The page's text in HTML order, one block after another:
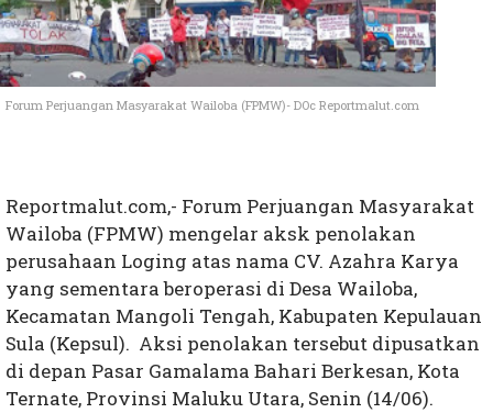
Forum Perjuangan Masyarakat Wailoba (FPMW)- DOc Reportmalut.com
Reportmalut.com,- Forum Perjuangan Masyarakat
Wailoba (FPMW) mengelar aksk penolakan
perusahaan Loging atas nama CV. Azahra Karya
yang sementara beroperasi di Desa Wailoba,
Kecamatan Mangoli Tengah, Kabupaten Kepulauan
Sula (Kepsul). Aksi penolakan tersebut dipusatkan
di depan Pasar Gamalama Bahari Berkesan, Kota
Ternate, Provinsi Maluku Utara, Senin (14/06).